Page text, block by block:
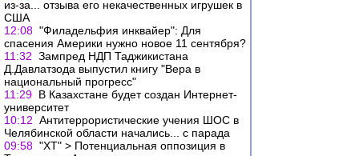
из-за... отзыва его некачественных игрушек в
США
12:08 "Филадельфия инквайер": Для
спасения Америки нужно новое 11 сентября?
11:32 Зампред НДП Таджикистана
Д.Давлатзода выпустил книгу "Вера в
национальный прогресс"
11:29 В Казахстане будет создан Интернет-
университет
10:12 Антитеррористические учения ШОС в
Челябинской области начались... с парада
09:58 "ХТ" > Потенциальная оппозиция в